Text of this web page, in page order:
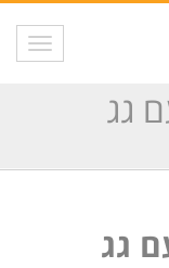
גג
גג